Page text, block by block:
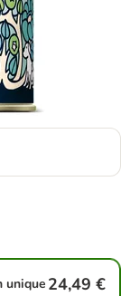
unique 24,49 €